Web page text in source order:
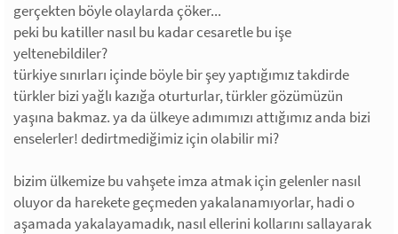
gerçekten böyle olaylarda çöker...
peki bu katiller nasıl bu kadar cesaretle bu işe
yeltenebildiler?
türkiye sınırları içinde böyle bir şey yaptığımız takdirde
türkler bizi yağlı kazığa oturturlar, türkler gözümüzün
yaşına bakmaz. ya da ülkeye adımımızı attığımız anda bizi
enselerler! dedirtmediğimiz için olabilir mi?
bizim ülkemize bu vahşete imza atmak için gelenler nasıl
oluyor da harekete geçmeden yakalanamıyorlar, hadi o
aşamada yakalayamadık, nasıl ellerini kollarını sallayarak